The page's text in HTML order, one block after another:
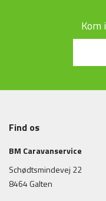
Kom
ringe til os på
Find os
BM Caravanservice
Schødtsmindevej 22
8464 Galten